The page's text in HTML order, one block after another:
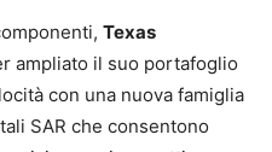
Texas
ampliato il suo portafoglio
con una nuova famiglia
SAR che consentono